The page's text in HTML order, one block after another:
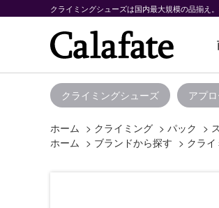
クライミングシューズは国内最大規模の品揃え
クライミングシューズ アプ
ホーム > クライミング > パック >
ホーム > ブランドから探す > クラ